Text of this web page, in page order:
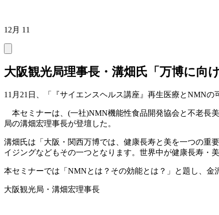
12月 11
大阪観光局理事長・溝畑氏「万博に向
11月21日、「『サイエンスヘルス講座』再生医療とNMN
本セミナーは、(一社)NMN機能性食品開発協会と不老長
局の溝畑宏理事長が登壇した。
溝畑氏は「大阪・関西万博では、健康長寿と美を一つの重
イジングなどもその一つとなります。世界中が健康長寿・
本セミナーでは「NMNとは？その効能とは？」と題し、金
大阪観光局・溝畑宏理事長